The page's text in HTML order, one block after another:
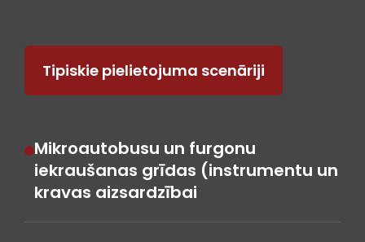
Tipiskie pielietojuma scenāriji
Mikroautobusu un furgonu
iekraušanas grīdas (instrumentu un
kravas aizsardzībai